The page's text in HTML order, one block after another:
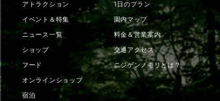
アトラクション
イベント＆特集
ニュース一覧
ショップ
フード
オンラインショップ
宿泊
1日のプラン
園内マップ
料金＆営業案内
交通アクセス
ニジゲンノモリとは？